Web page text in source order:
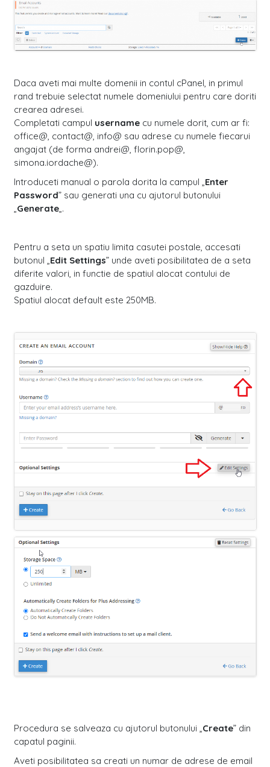
Daca aveti mai multe domenii in contul cPanel, in primul
rand trebuie selectat numele domeniului pentru care doriti
crearea adresei.
Completati campul usernamecu numele dorit, cum ar fi:
office@, contact@, info@ sau adrese cu numele fiecarui
angajat (de forma andrei@, florin.pop@,
simona.iordache@).
Introduceti manual o parola dorita la campul „ Enter
Password” sau generati una cu ajutorul butonului
Generate„.
Pentru a seta un spatiu limita casutei postale, accesati
butonul „ Edit Settings” unde aveti posibilitatea de a seta
diferite valori, in functie de spatiul alocat contului de
gazduire.
Spatiul alocat default este 250MB.
Procedura se salveaza cu ajutorul butonului „ Create” din
capatul paginii.
Aveti posibilitatea sa creati un numar de adrese de email